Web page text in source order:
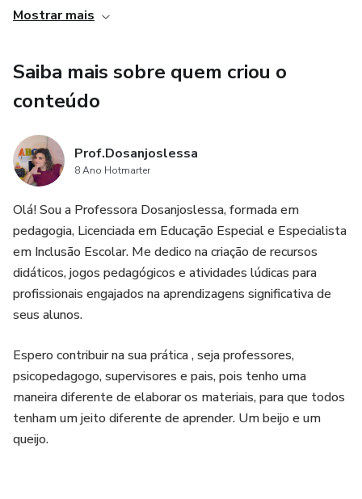
complexas.
3. Facilidade de uso: O produto é de fácil utilização, sendo
acessível tanto para crianças em fase de alfabetização
habilidades de leitura. As fichas de leitura são organizadas
de forma clara e intuitiva, facilitando o processo de
aprendizado e permitindo que o usuário acompanhe seu
progresso ao longo do tempo.
Mostrar mais
Saiba mais sobre quem criou o
conteúdo
Prof.Dosanjoslessa
8 Ano Hotmarter
Olá! Sou a Professora Dosanjoslessa, formada em
pedagogia, Licenciada em Educação Especial e Especialista
em Inclusão Escolar. Me dedico na criação de recursos
didáticos, jogos pedagógicos e atividades lúdicas para
profissionais engajados na aprendizagens significativa de
seus alunos.
Espero contribuir na sua prática , seja professores,
psicopedagogo, supervisores e pais, pois tenho uma
maneira diferente de elaborar os materiais, para que todos
tenham um jeito diferente de aprender. Um beijo e um
queijo.